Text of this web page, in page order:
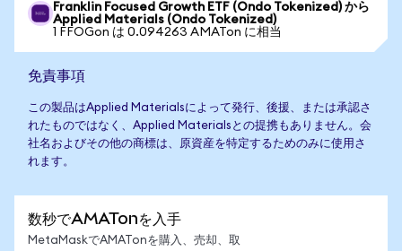
Franklin Focused Growth ETF (Ondo Tokenized) から
Applied Materials (Ondo Tokenized)
1 FFOGon は 0.094263 AMATon に相当
免責事項
この製品はApplied Materialsによって発行、後援、または承認さ
れたものではなく、Applied Materialsとの提携もありません。会
社名およびその他の商標は、原資産を特定するためのみに使用さ
れます。
数秒でAMATonを入手
MetaMaskでAMATonを購入、売却、取